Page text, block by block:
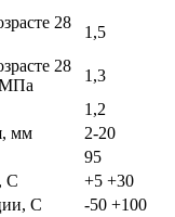
28
1,5
28
МПа
1,3
1,2
мм
2-20
95
С
+5 +30
С
-50 +100